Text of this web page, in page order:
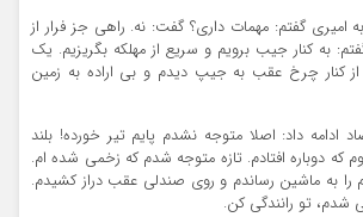
گفتم: مهمات داری؟ گفت: نه. راهی جز فرار از
به کنار جیب برویم و سریع از مهلکه بگریزیم. یک
کنار چرخ عقب به جیپ دیدم و بی اراده به زمین
ادامه داد: اصلا متوجه نشدم پایم تیر خورده! بلند
دوباره افتادم. تازه متوجه شدم که زخمی شده ام.
را به ماشین رساندم و روی صندلی عقب دراز کشیدم.
شدم، تو رانندگی کن.